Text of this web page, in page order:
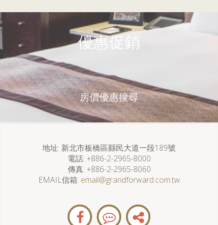
優惠促銷
房價優惠搜尋
地址 新北市板橋區縣民大道一段189號
電話 +886-2-2965-8000
傳真 +886-2-2965-8060
EMAIL信箱 email@grandforward.com.tw